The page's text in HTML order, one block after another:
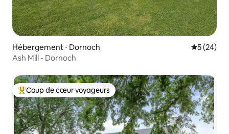
Hébergement ⋅ Dornoch
5 (24)
Ash Mill - Dornoch
Coups de cœur voyageurs les plus appréciés
Coup de cœur voyageurs